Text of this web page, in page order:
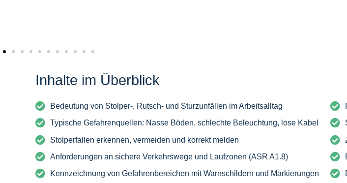
Inhalte im Überblick
Bedeutung von Stolper-, Rutsch- und Sturzunfällen im Arbeitsalltag
Typische Gefahrenquellen: Nasse Böden, schlechte Beleuchtung, lose Kabel
Stolperfallen erkennen, vermeiden und korrekt melden
Anforderungen an sichere Verkehrswege und Laufzonen (ASR A1.8)
Kennzeichnung von Gefahrenbereichen mit Warnschildern und Markierungen